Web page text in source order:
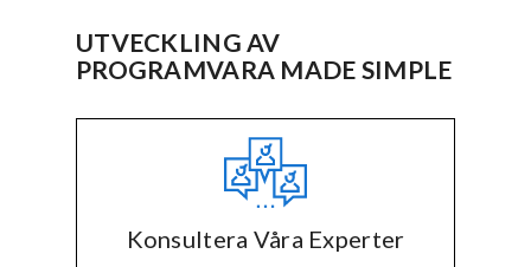
UTVECKLING AV
PROGRAMVARA MADE SIMPLE
Konsultera Våra Experter